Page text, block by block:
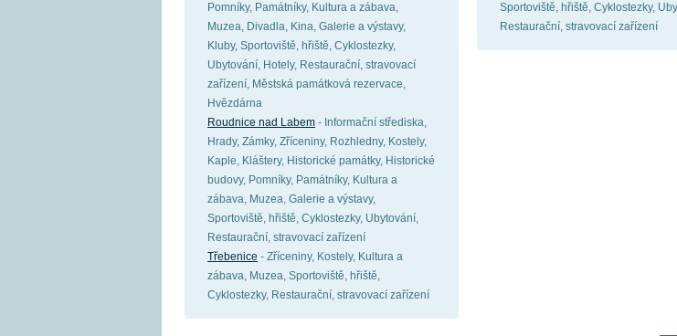
Pomníky, Památníky, Kultura a zábava,
Muzea, Divadla, Kina, Galerie a výstavy,
Kluby, Sportoviště, hřiště, Cyklostezky,
Ubytování, Hotely, Restaurační, stravovací
zařízení, Městská památková rezervace,
Hvězdárna
Roudnice nad Labem - Informační střediska,
Hrady, Zámky, Zříceniny, Rozhledny, Kostely,
Kaple, Kláštery, Historické památky, Historické
budovy, Pomníky, Památníky, Kultura a
zábava, Muzea, Galerie a výstavy,
Sportoviště, hřiště, Cyklostezky, Ubytování,
Restaurační, stravovací zařízení
Třebenice - Zříceniny, Kostely, Kultura a
zábava, Muzea, Sportoviště, hřiště,
Cyklostezky, Restaurační, stravovací zařízení
Sportoviště, hřiště, Cyklostezky,
Restaurační, stravovací zařízení